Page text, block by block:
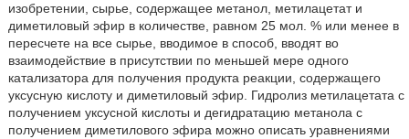
изобретении, сырье, содержащее метанол, метилацетат и
диметиловый эфир в количестве, равном 25 мол. % или менее в
пересчете на все сырье, вводимое в способ, вводят во
взаимодействие в присутствии по меньшей мере одного
катализатора для получения продукта реакции, содержащего
уксусную кислоту и диметиловый эфир. Гидролиз метилацетата с
получением уксусной кислоты и дегидратацию метанола с
получением диметилового эфира можно описать уравнениями